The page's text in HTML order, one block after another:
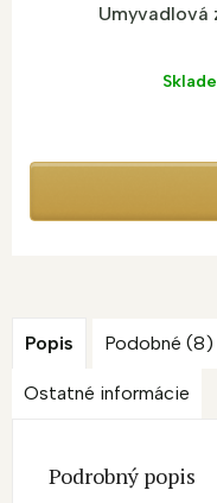
Umyvadlová
Popis Podobné (8)
Ostatné informácie
Podrobný popis